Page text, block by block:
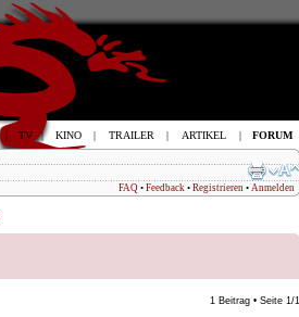
FAQ • Feedback • Registrieren • Anmelden
1 Beitrag • Seite 1 /1
| TV | KINO | TRAILER | ARTIKEL | FORUM